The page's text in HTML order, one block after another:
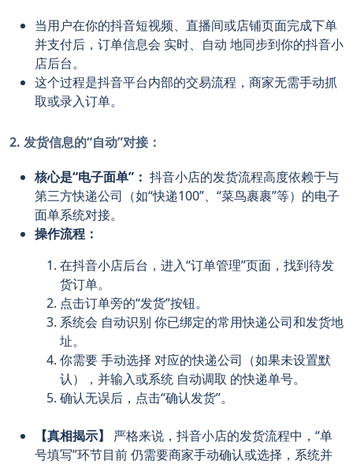
当用户在你的抖音短视频、直播间或店铺页面完成下单
并支付后，订单信息会 实时、自动 地同步到你的抖音小
店后台。
这个过程是抖音平台内部的交易流程，商家无需手动抓
取或录入订单。
2. 发货信息的“自动”对接：
核心是“电子面单”： 抖音小店的发货流程高度依赖于与
第三方快递公司（如“快递100”、“菜鸟裹裹”等）的电子
面单系统对接。
操作流程：
在抖音小店后台，进入“订单管理”页面，找到待发
货订单。
点击订单旁的“发货”按钮。
系统会 自动识别 你已绑定的常用快递公司和发货地
址。
你需要手动选择 对应的快递公司（如果未设置默
认），并输入或系统 自动调取 的快递单号。
确认无误后，点击“确认发货”。
【真相揭示】
严格来说，抖音小店的发货流程中，“单
号填写”环节目前仍需要商家手动确认或选择 ，系统并